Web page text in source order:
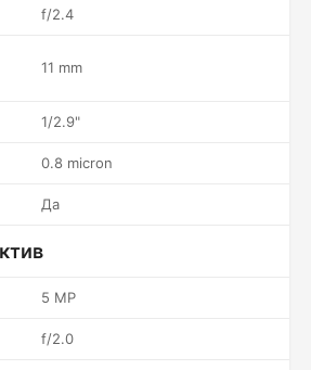
f/2.4
11 mm
1/2.9"
0.8 micron
Да
5 MP
f/2.0